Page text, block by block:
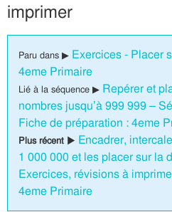
imprimer
Paru dans ▶ Exercices - Placer
4eme Primaire
Lié à la séquence ▶ Repérer et
nombres jusqu’à 999 999 –
Fiche de préparation : 4eme
Plus récent ▶ Encadrer,
1 000 000 et les placer sur la
Exercices, révisions à
4eme Primaire